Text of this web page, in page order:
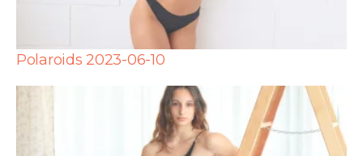
Polaroids 2023-06-10